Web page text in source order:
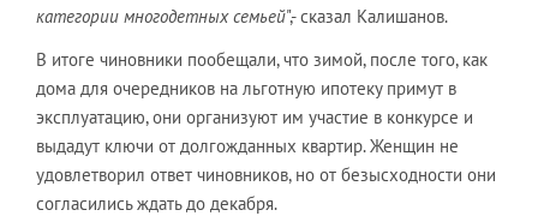
категории многодетных семьей",- сказал Калишанов.
В итоге чиновники пообещали, что зимой, после того, как
дома для очередников на льготную ипотеку примут в
эксплуатацию, они организуют им участие в конкурсе и
выдадут ключи от долгожданных квартир. Женщин не
удовлетворил ответ чиновников, но от безысходности они
согласились ждать до декабря.